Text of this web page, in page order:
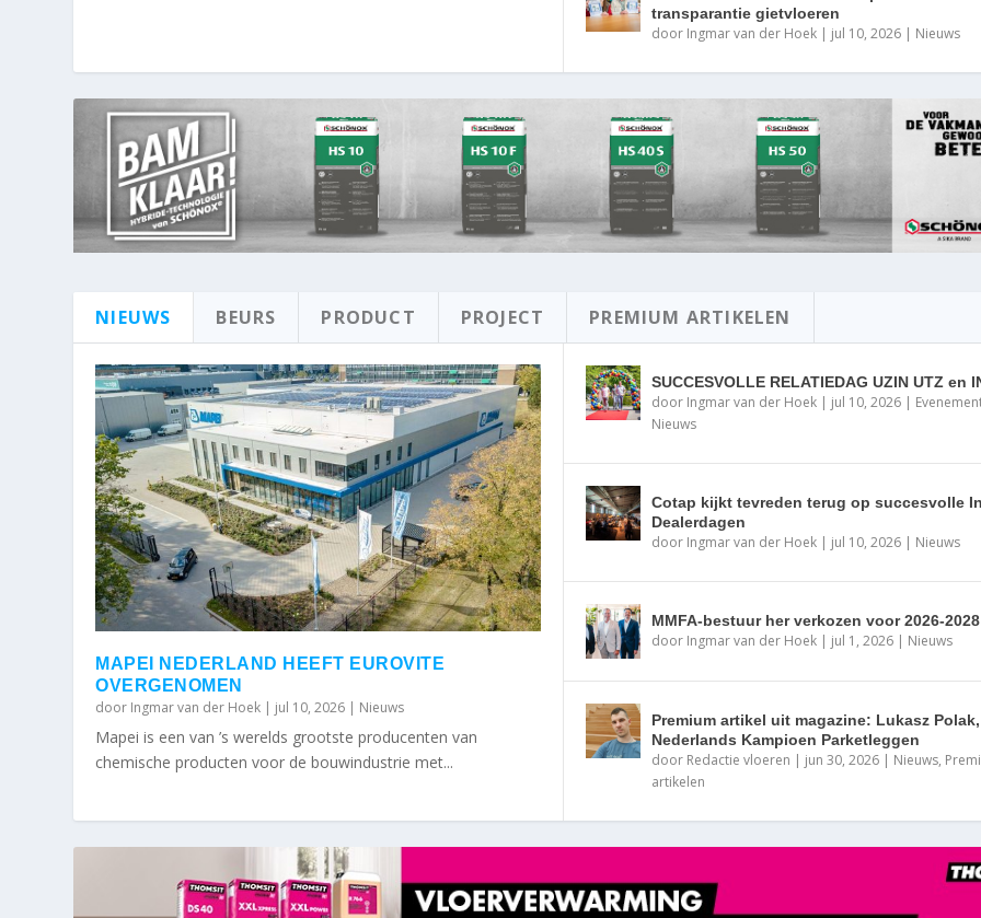
transparantie gietvloeren
door Ingmar van der Hoek| jul 10, 2026| Nieuws
NIEUWS BEURS PRODUCT PROJECT PREMIUM ARTIKELEN
MAPEI NEDERLAND HEEFT EUROVITE
OVERGENOMEN
door Ingmar van der Hoek | jul 10, 2026 | Nieuws
Mapei is een van ’s werelds grootste producenten van
chemische producten voor de bouwindustrie met...
SUCCESVOLLE RELATIEDAG UZIN UTZ en
door Ingmar van der Hoek| jul 10, 2026|
Nieuws
Cotap kijkt tevreden terug op succesvolle
Dealerdagen
door Ingmar van der Hoek| jul 10, 2026| Nieuws
MMFA-bestuur her verkozen voor 2026-2028
door Ingmar van der Hoek| jul 1, 2026| Nieuws
Premium artikel uit magazine: Lukasz Polak,
Nederlands Kampioen Parketleggen
door Redactie vloeren | jun 30, 2026| Nieuws,
artikelen